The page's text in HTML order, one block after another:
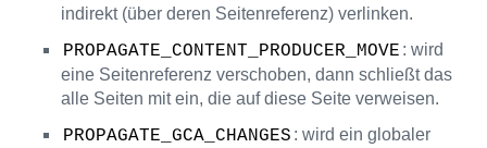
indirekt (über deren Seitenreferenz) verlinken.
PROPAGATE_CONTENT_PRODUCER_MOVE : wird
eine Seitenreferenz verschoben, dann schließt das
alle Seiten mit ein, die auf diese Seite verweisen.
PROPAGATE_GCA_CHANGES : wird ein globaler